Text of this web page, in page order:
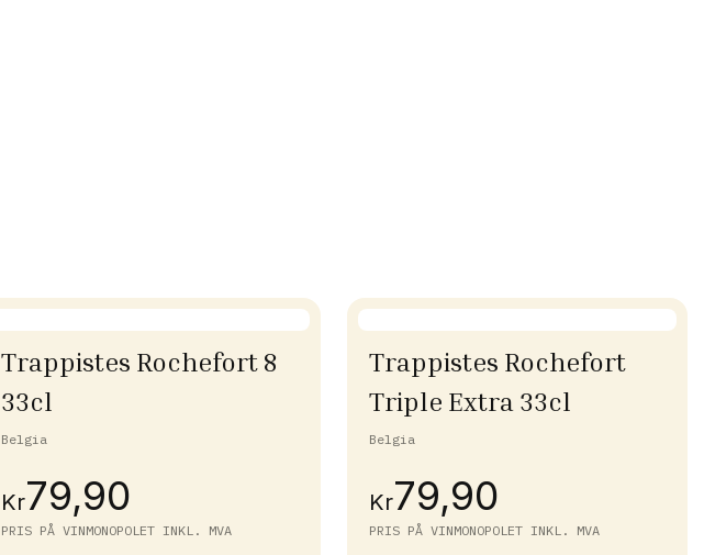
Trappistes Rochefort 8
33cl
Belgia
Kr79,90
PRIS PÅ VINMONOPOLET INKL. MVA
Trappistes Rochefort
Triple Extra 33cl
Belgia
Kr79,90
PRIS PÅ VINMONOPOLET INKL. MVA